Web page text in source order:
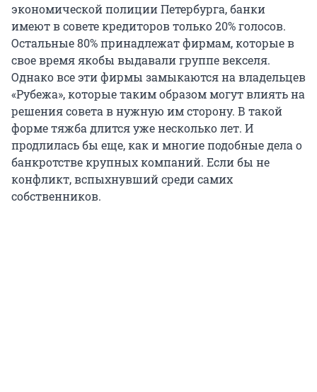
экономической полиции Петербурга, банки
имеют в совете кредиторов только 20% голосов.
Остальные 80% принадлежат фирмам, которые в
свое время якобы выдавали группе векселя.
Однако все эти фирмы замыкаются на владельцев
«Рубежа», которые таким образом могут влиять на
решения совета в нужную им сторону. В такой
форме тяжба длится уже несколько лет. И
продлилась бы еще, как и многие подобные дела о
банкротстве крупных компаний. Если бы не
конфликт, вспыхнувший среди самих
собственников.